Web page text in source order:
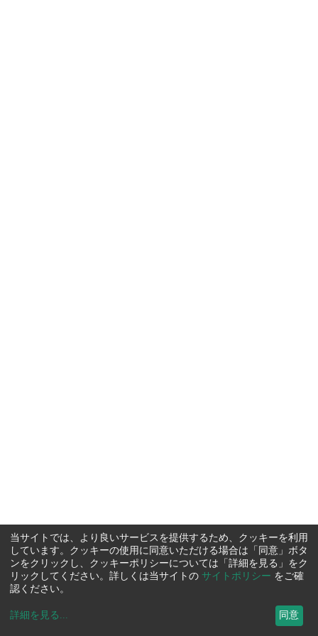
当サイトでは、より良いサービスを提供するため、クッキーを利用
しています。クッキーの使用に同意いただける場合は「同意」ボタ
ンをクリックし、クッキーポリシーについては「詳細を見る」をク
リックしてください。詳しくは当サイトの サイトポリシー をご確
認ください。
詳細を見る ... 同意